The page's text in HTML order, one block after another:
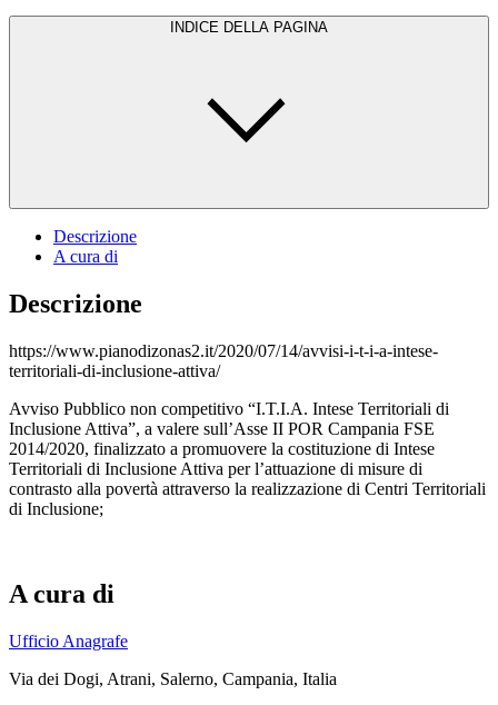
INDICE DELLA PAGINA
Descrizione
A cura di
Descrizione
https://www.pianodizonas2.it/2020/07/14/avvisi-i-t-i-a-intese-
territoriali-di-inclusione-attiva/
Avviso Pubblico non competitivo “I.T.I.A. Intese Territoriali di
Inclusione Attiva”, a valere sull’Asse II POR Campania FSE
2014/2020, finalizzato a promuovere la costituzione di Intese
Territoriali di Inclusione Attiva per l’attuazione di misure di
contrasto alla povertà attraverso la realizzazione di Centri Territoriali
di Inclusione;
A cura di
Ufficio Anagrafe
Via dei Dogi, Atrani, Salerno, Campania, Italia